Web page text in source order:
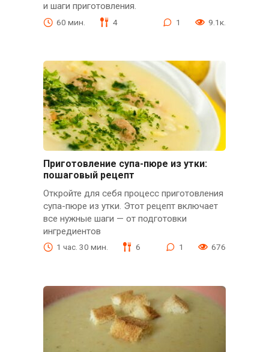
и шаги приготовления.
60 мин. 4 1 9.1к.
Приготовление супа-пюре из утки:
пошаговый рецепт
Откройте для себя процесс приготовления
супа-пюре из утки. Этот рецепт включает
все нужные шаги — от подготовки
ингредиентов
1 час. 30 мин. 6 1 676